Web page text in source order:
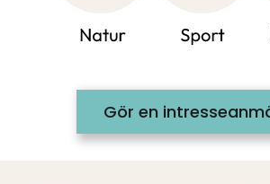
Gör en